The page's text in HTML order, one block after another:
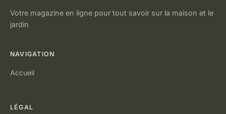
Votre magazine en ligne pour tout savoir sur la maison et le
jardin
NAVIGATION
Accueil
LÉGAL